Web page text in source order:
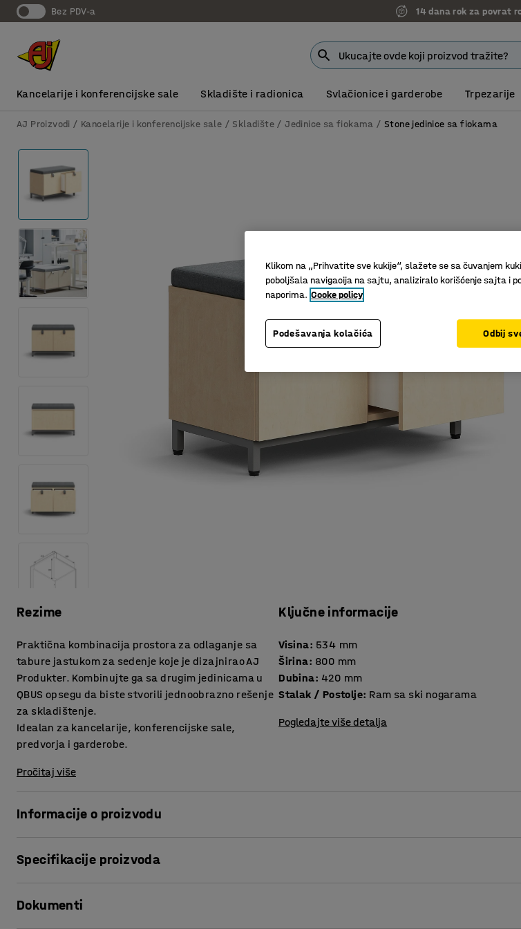
bez PDV-a 14 dana rok za povrat
Kancelarije i konferencijske sale Skladište i radionica Svlačionice i garderobe Trpezarije
AJ Proizvodi Kancelarije i konferencijske sale Skladište Jedinice sa fiokama Stone jedinice sa fiokama
Rezime
Praktična kombinacija prostora za odlaganje sa
tabure jastukom za sedenje koje je dizajnirao AJ
Produkter. Kombinujte ga sa drugim jedinicama u
QBUS opsegu da biste stvorili jednoobrazno rešenje
za skladištenje.
Idealan za kancelarije, konferencijske sale,
predvorja i garderobe.
Pročitaj više
Ključne informacije
Visina: 534 mm
Širina: 800 mm
Dubina: 420 mm
Stalak / Postolje: Ram sa ski nogarama
Pogledajte više detalja
Informacije o proizvodu
Ovaj komad nameštaja za sedenje pruža pametnu kombinaciju skladišta i dodatnog sedišta u
Specifikacije proizvoda
Širina: 800 mm
Dokumenti
Klikom na „Prihvatite sve kukije“, slažete se sa čuvanjem
poboljšala navigacija na sajtu, analiziralo korišćenje sajta i
naporima. Cooke policy
Podešavanja kolačića Odbij